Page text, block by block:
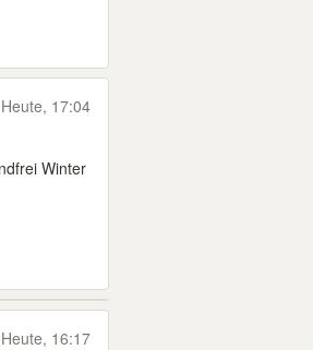
Heute, 17:04
Winter
Heute, 16:17